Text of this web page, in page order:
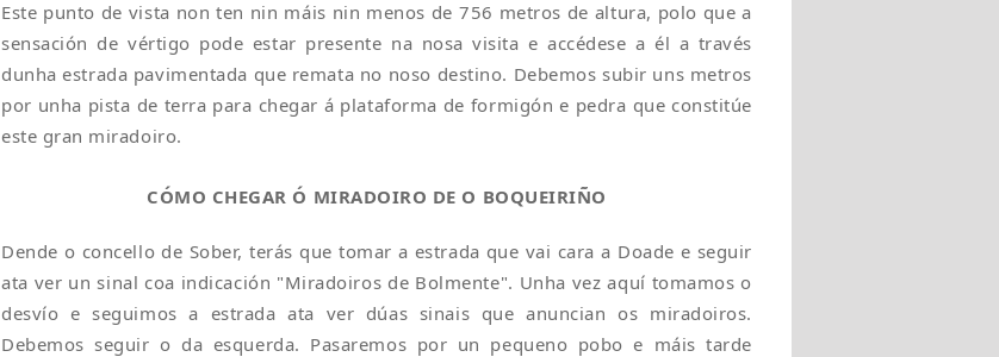
Este punto de vista non ten nin máis nin menos de 756 metros de altura, polo que a
sensación de vértigo pode estar presente na nosa visita e accédese a él a través
dunha estrada pavimentada que remata no noso destino. Debemos subir uns metros
por unha pista de terra para chegar á plataforma de formigón e pedra que constitúe
este gran miradoiro.
CÓMO CHEGAR Ó MIRADOIRO DE O BOQUEIRIÑO
Dende o concello de Sober, terás que tomar a estrada que vai cara a Doade e seguir
ata ver un sinal coa indicación "Miradoiros de Bolmente". Unha vez aquí tomamos o
desvío e seguimos a estrada ata ver dúas sinais que anuncian os miradoiros.
Debemos seguir o da esquerda. Pasaremos por un pequeno pobo e máis tarde